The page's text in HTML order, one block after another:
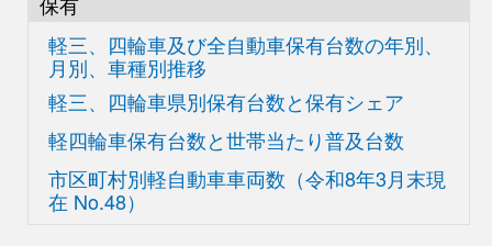
軽三、四輪車及び全自動車保有台数の年別、
月別、車種別推移
軽三、四輪車県別保有台数と保有シェア
軽四輪車保有台数と世帯当たり普及台数
市区町村別軽自動車車両数 （令和8年3月末現
在 No.48）